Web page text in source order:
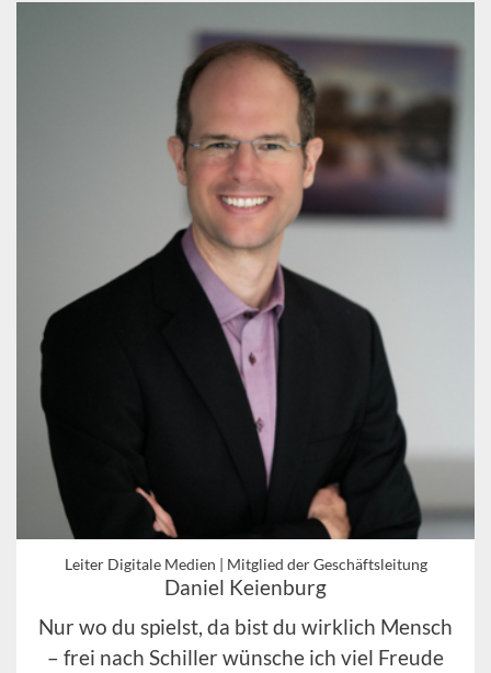
Leiter Digitale Medien | Mitglied der Geschäftsleitung
Daniel Keienburg
Nur wo du spielst, da bist du wirklich Mensch
– frei nach Schiller wünsche ich viel Freude